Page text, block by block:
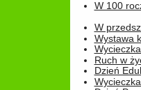
W 100
W
Wystawa
Ruch w
Dzień